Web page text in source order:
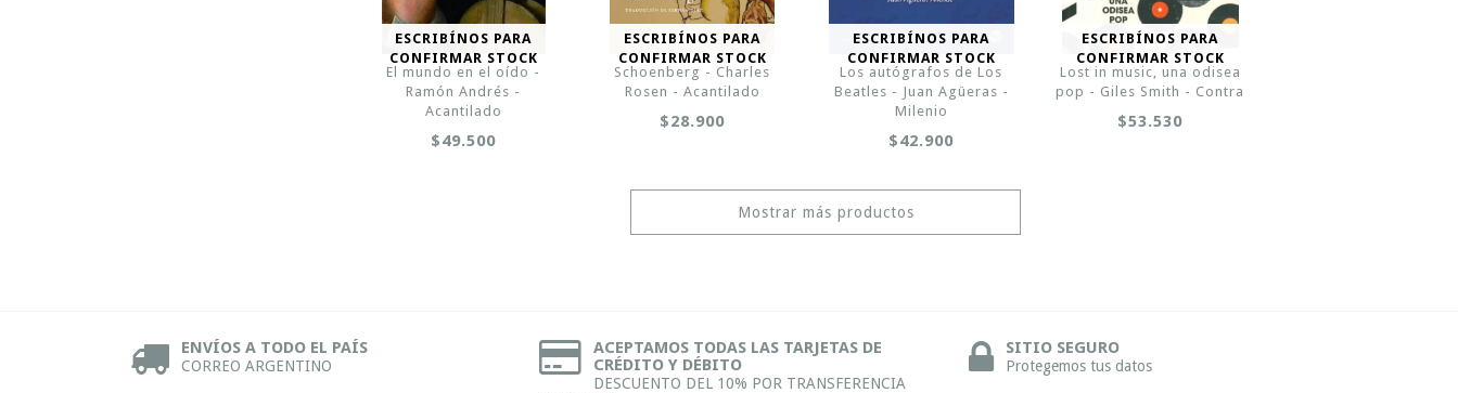
ESCRIBÍNOS PARA
CONFIRMAR STOCK
El mundo en el oído -
Ramón Andrés -
Acantilado
$49.500
ESCRIBÍNOS PARA
CONFIRMAR STOCK
Schoenberg - Charles
Rosen - Acantilado
$28.900
ESCRIBÍNOS PARA
CONFIRMAR STOCK
Los autógrafos de Los
Beatles - Juan Agüeras -
Milenio
$42.900
ESCRIBÍNOS PARA
CONFIRMAR STOCK
Lost in music, una odisea
pop - Giles Smith - Contra
$53.530
Mostrar más productos
ENVÍOS A TODO EL PAÍS
CORREO ARGENTINO
ACEPTAMOS TODAS LAS TARJETAS DE
CRÉDITO Y DÉBITO
DESCUENTO DEL 10% POR TRANSFERENCIA
SITIO SEGURO
Protegemos tus datos